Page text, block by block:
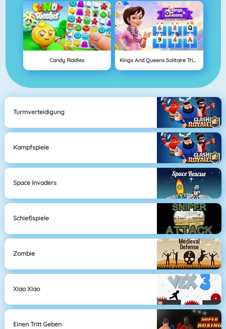
Candy Riddles Kings And Queens Solitaire Tripeaks
Turmverteidigung
Kampfspiele
Space Invaders
Schießspiele
Zombie
Xiao Xiao
Einen Tritt Geben